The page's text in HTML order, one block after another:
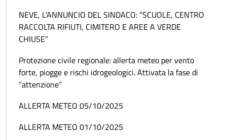
NEVE, L’ANNUNCIO DEL SINDACO: “SCUOLE, CENTRO
RACCOLTA RIFIUTI, CIMITERO E AREE A VERDE
CHIUSE”
Protezione civile regionale: allerta meteo per vento
forte, piogge e rischi idrogeologici. Attivata la fase di
“attenzione”
ALLERTA METEO 05/10/2025
ALLERTA METEO 01/10/2025